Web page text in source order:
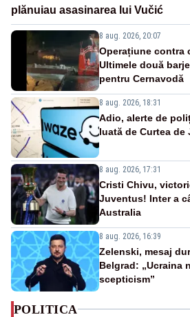
plănuiau asasinarea lui Vučić
8 aug. 2026, 20:07
Operațiune contra
Ultimele două
pentru Cernavodă
8 aug. 2026, 18:31
Adio, alerte de
luată de Curtea de
8 aug. 2026, 17:31
Cristi Chivu,
Juventus! Inter a
Australia
8 aug. 2026, 16:39
Zelenski, mesaj
Belgrad: „Ucraina
scepticism”
POLITICA